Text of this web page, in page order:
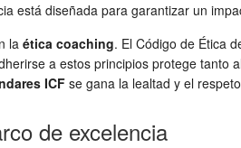
está diseñada para garantizar un
la ética coaching. El Código de Ética
a estos principios protege
ICF se gana la lealtad y el
de excelencia